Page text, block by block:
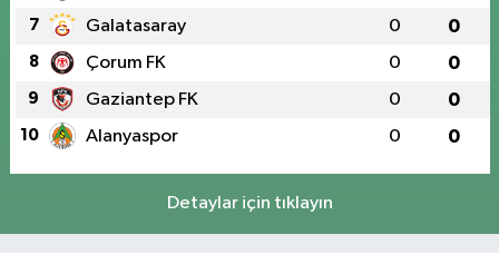
7 Galatasaray 0 0
8 Çorum FK 0 0
9 Gaziantep FK 0 0
10 Alanyaspor 0 0
Detaylar için tıklayın